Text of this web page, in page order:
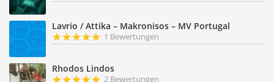
Lavrio / Attika – Makronisos – MV Portugal
1 Bewertungen
Rhodos Lindos
2 Bewertungen